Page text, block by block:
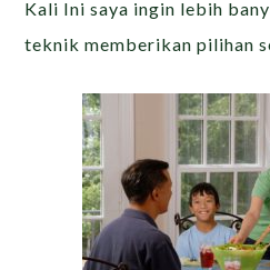
Kali Ini saya ingin lebih
teknik memberikan pilihan